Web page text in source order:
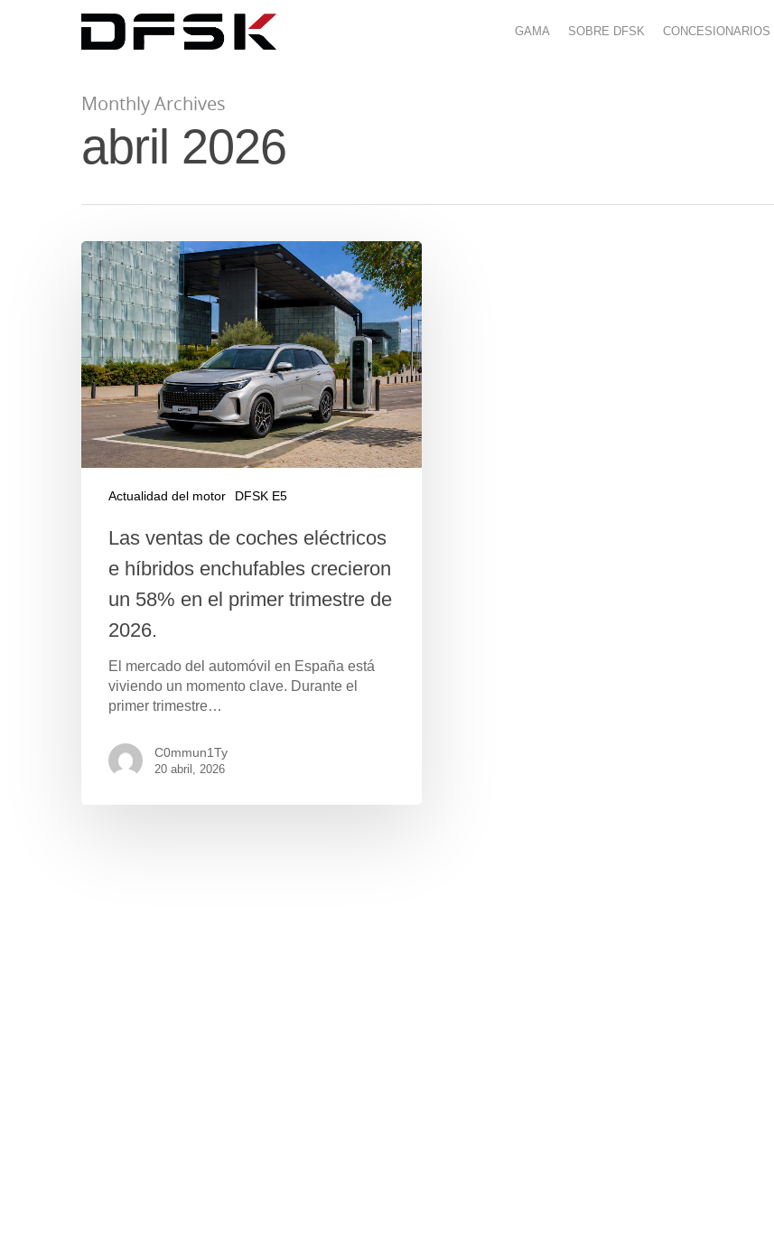
Pulse Enter para buscar o ESC para cerrar
GAMA SOBRE DFSK CONCESIONARIOS
Monthly Archives
abril 2026
Actualidad del motor DFSK E5
Las ventas de coches eléctricos
e híbridos enchufables crecieron
un 58% en el primer trimestre de
2026.
El mercado del automóvil en España está
viviendo un momento clave. Durante el
primer trimestre…
C0mmun1Ty
20 abril, 2026